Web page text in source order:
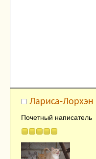
Лариса-Лорхэн
Почетный написатель